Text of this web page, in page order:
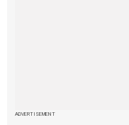
ADVERTISEMENT